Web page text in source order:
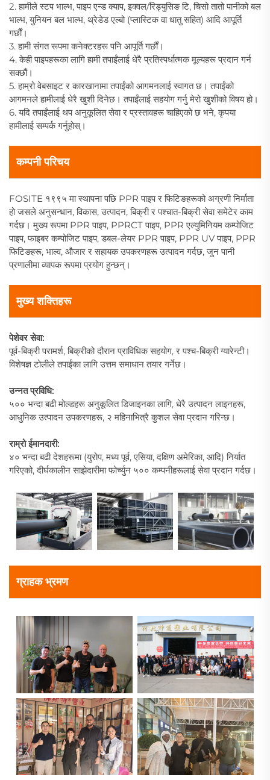
2. हामीले स्टप भाल्भ, पाइप एन्ड क्याप, इक्वल/रिड्युसिङ टि, चिसो तातो पानीको बल
भाल्भ, युनियन बल भाल्भ, थ्रेडेड एल्बो (प्लास्टिक वा धातु सहित) आदि आपूर्ति
गर्छौं।
3. हामी संगत रूपमा कनेक्टरहरू पनि आपूर्ति गर्छौं।
4. केही पाइपहरूका लागि हामी तपाईंलाई धेरै प्रतिस्पर्धात्मक मूल्यहरू प्रदान गर्न
सक्छौं।
5. हाम्रो वेबसाइट र कारखानामा तपाईंको आगमनलाई स्वागत छ। तपाईंको
आगमनले हामीलाई धेरै खुशी दिनेछ। तपाईंलाई सहयोग गर्नु मेरो खुशीको विषय हो।
6. यदि तपाईंलाई थप अनुकूलित सेवा र प्रस्तावहरू चाहिएको छ भने, कृपया
हामीलाई सम्पर्क गर्नुहोस्।
कम्पनी परिचय
FOSITE १९९५ मा स्थापना पछि PPR पाइप र फिटिङहरूको अग्रणी निर्माता
हो जसले अनुसन्धान, विकास, उत्पादन, बिक्री र पश्चात-बिक्री सेवा समेटेर काम
गर्दछ। मुख्य रूपमा PPR पाइप, PPRCT पाइप, PPR एल्युमिनियम कम्पोजिट
पाइप, फाइबर कम्पोजिट पाइप, डबल-लेयर PPR पाइप, PPR UV पाइप, PPR
फिटिङहरू, भाल्व, औजार र सहायक उपकरणहरू उत्पादन गर्दछ, जुन पानी
प्रणालीमा व्यापक रूपमा प्रयोग हुन्छन्।
मुख्य शक्तिहरू
पेशेवर सेवा:
पूर्व-बिक्री परामर्श, बिक्रीको दौरान प्राविधिक सहयोग, र पश्च-बिक्री ग्यारेन्टी।
विशेषज्ञ टोलीले तपाईंका लागि उत्तम समाधान तयार गर्नेछ।
उन्नत प्रविधि:
५०० भन्दा बढी मोल्डहरू अनुकूलित डिजाइनका लागि, धेरै उत्पादन लाइनहरू,
आधुनिक उत्पादन उपकरणहरू, २ महिनाभित्रै कुशल सेवा प्रदान गरिन्छ।
राम्रो ईमानदारी:
४० भन्दा बढी देशहरूमा (युरोप, मध्य पूर्व, एसिया, दक्षिण अमेरिका, आदि) निर्यात
गरिएको, दीर्घकालीन साझेदारीमा फोर्च्युन ५०० कम्पनीहरूलाई सेवा प्रदान गर्दछ।
ग्राहक भ्रमण